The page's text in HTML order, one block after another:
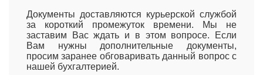
Документы доставляются курьерской службой
за короткий промежуток времени. Мы не
заставим Вас ждать и в этом вопросе. Если
Вам нужны дополнительные документы,
просим заранее обговаривать данный вопрос с
нашей бухгалтерией.